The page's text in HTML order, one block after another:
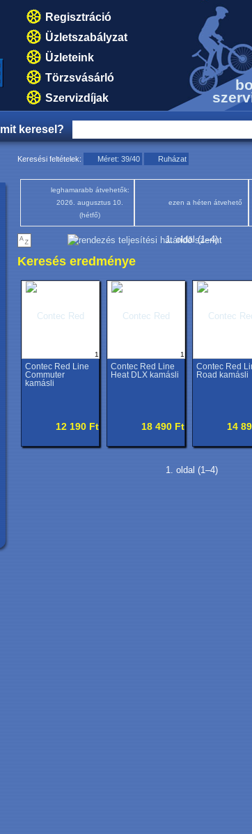
Regisztráció
Üzletszabályzat
Üzleteink
Törzsvásárló
Szervizdíjak
mit keresel?
Keresési feltételek: Méret: 39/40 Ruházat
leghamarabb átvehetők:
2026. augusztus 10.
(hétfő)
ezen a héten átvehető
1. oldal (1–4)
Keresés eredménye
1
Contec Red Line
Commuter
kamásli
12 190 Ft
1
Contec Red Line
Heat DLX kamásli
18 490 Ft
Contec Red
Road kamásli
14
1. oldal (1–4)